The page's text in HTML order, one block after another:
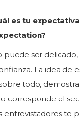
es tu
puede ser
La idea de
todo,
corresponde el
entrevistadores te